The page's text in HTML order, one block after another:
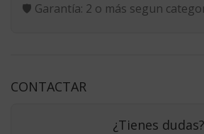
🛡️ Garantía: 2 o más segun
CONTACTAR
¿Tienes dudas?